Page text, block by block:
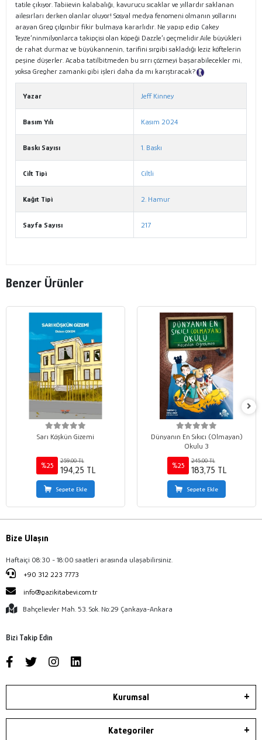
tatile çıkıyor. Tabiievin kalabalığı, kavurucu sıcaklar ve yıllardır saklanan
ailesırları derken olanlar oluyor! Sosyal medya fenomeni olmanın yollarını
arayan Greg çılgınbir fikir bulmaya kararlıdır. Ne yapıp edip Cakey
Teyze’ninmilyonlarca takipçisi olan köpeği Dazzle’ı geçmelidir.Aile büyükleri
de rahat durmaz ve büyükannenin, tarifini sırgibi sakladığı leziz köftelerin
peşine düşerler. Acaba tatilbitmeden bu sırrı çözmeyi başarabilecekler mi,
yoksa Gregher zamanki gibi işleri daha da mı karıştıracak?
Yazar Jeff Kinney
Basım Yılı Kasım 2024
Baskı Sayısı 1. Baskı
Cilt Tipi Ciltli
Kağıt Tipi 2. Hamur
Sayfa Sayısı 217
Benzer Ürünler
Sarı Köşkün Gizemi
%25
259,00 TL
194,25 TL
Sepete Ekle
Dünyanın En Sıkıcı (Olmayan)
Okulu 3
%25
245,00 TL
183,75 TL
Sepete Ekle
Bize Ulaşın
Haftaiçi 08:30 - 18:00 saatleri arasında ulaşabilirsiniz.
+90 312 223 7773
info@gazikitabevi.com.tr
Bahçelievler Mah. 53. Sok. No:29 Çankaya-Ankara
Bizi Takip Edin
Kurumsal
Kategoriler